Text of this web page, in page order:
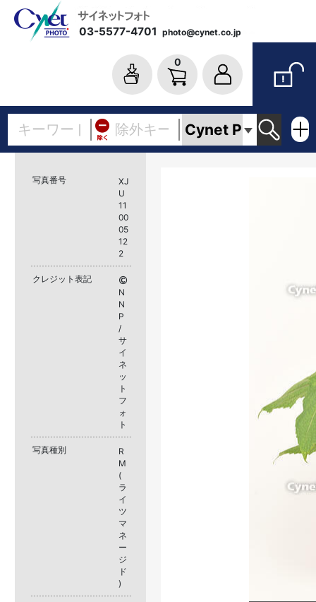
03-5577-4701 photo@cynet.co.jp
0
写真番号
XJ
U
11
00
05
12
2
クレジット表記
N
N
P
/
サ
イ
ネ
ッ
ト
フ
ォ
ト
写真種別
R
M
(
ラ
イ
ツ
マ
ネ
ー
ジ
ド
)